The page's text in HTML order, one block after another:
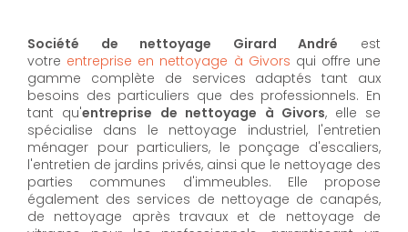
Société de nettoyage Girard André est
votre entreprise en nettoyage à Givors qui offre une
gamme complète de services adaptés tant aux
besoins des particuliers que des professionnels. En
tant qu'entreprise de nettoyage à Givors, elle se
spécialise dans le nettoyage industriel, l'entretien
ménager pour particuliers, le ponçage d'escaliers,
l'entretien de jardins privés, ainsi que le nettoyage des
parties communes d'immeubles. Elle propose
également des services de nettoyage de canapés,
de nettoyage après travaux et de nettoyage de